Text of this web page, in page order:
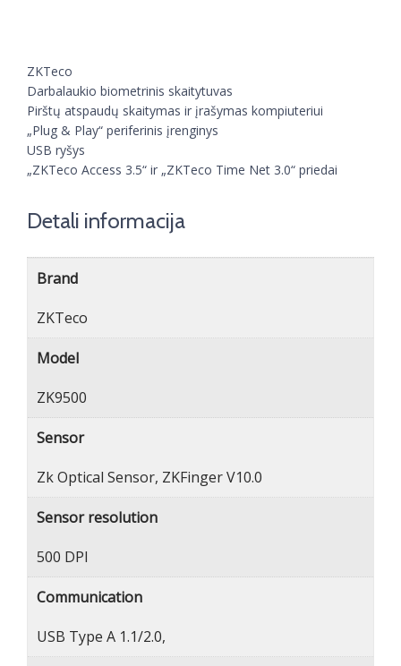
ZKTeco
Darbalaukio biometrinis skaitytuvas
Pirštų atspaudų skaitymas ir įrašymas kompiuteriui
„Plug & Play“ periferinis įrenginys
USB ryšys
„ZKTeco Access 3.5“ ir „ZKTeco Time Net 3.0“ priedai
Detali informacija
Brand
ZKTeco
Model
ZK9500
Sensor
Zk Optical Sensor, ZKFinger V10.0
Sensor resolution
500 DPI
Communication
USB Type A 1.1/2.0,